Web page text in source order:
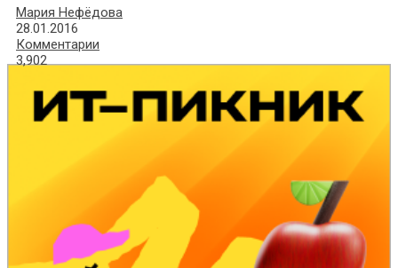
Мария Нефёдова
28.01.2016
Комментарии
3,902